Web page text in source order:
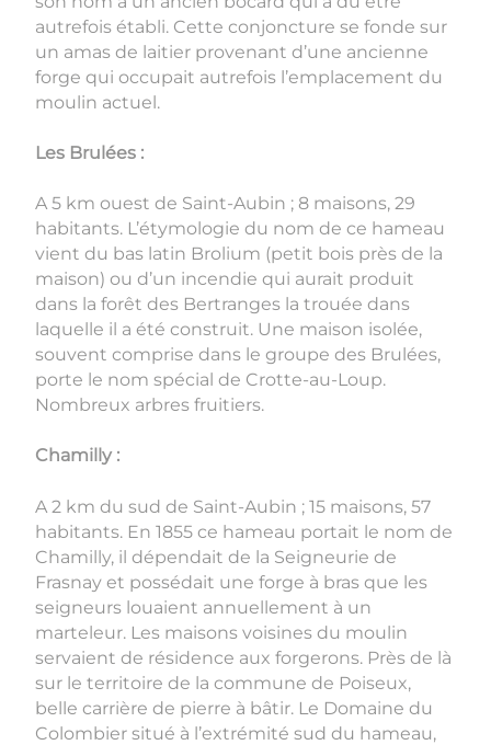
autrefois établi. Cette conjoncture se fonde sur
un amas de laitier provenant d’une ancienne
forge qui occupait autrefois l’emplacement du
moulin actuel.
Les Brulées :
A 5 km ouest de Saint-Aubin ; 8 maisons, 29
habitants. L’étymologie du nom de ce hameau
vient du bas latin Brolium (petit bois près de la
maison) ou d’un incendie qui aurait produit
dans la forêt des Bertranges la trouée dans
laquelle il a été construit. Une maison isolée,
souvent comprise dans le groupe des Brulées,
porte le nom spécial de Crotte-au-Loup.
Nombreux arbres fruitiers.
Chamilly :
A 2 km du sud de Saint-Aubin ; 15 maisons, 57
habitants. En 1855 ce hameau portait le nom de
Chamilly, il dépendait de la Seigneurie de
Frasnay et possédait une forge à bras que les
seigneurs louaient annuellement à un
marteleur. Les maisons voisines du moulin
servaient de résidence aux forgerons. Près de là
sur le territoire de la commune de Poiseux,
belle carrière de pierre à bâtir. Le Domaine du
Colombier situé à l’extrémité sud du hameau,